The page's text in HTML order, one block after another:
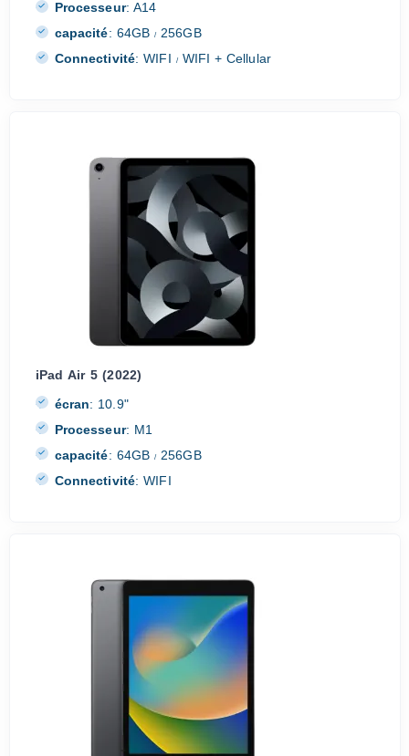
Processeur: A14
capacité: 64GB/ 256GB
Connectivité: WIFI /WIFI + Cellular
iPad Air 5 (2022)
écran: 10.9"
Processeur: M1
capacité: 64GB/ 256GB
Connectivité: WIFI